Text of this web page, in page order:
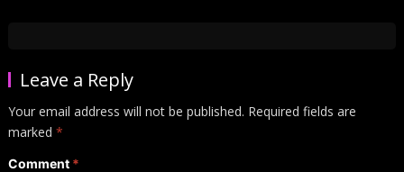
Leave a Reply
Your email address will not be published. Required fields are
marked *
Comment *